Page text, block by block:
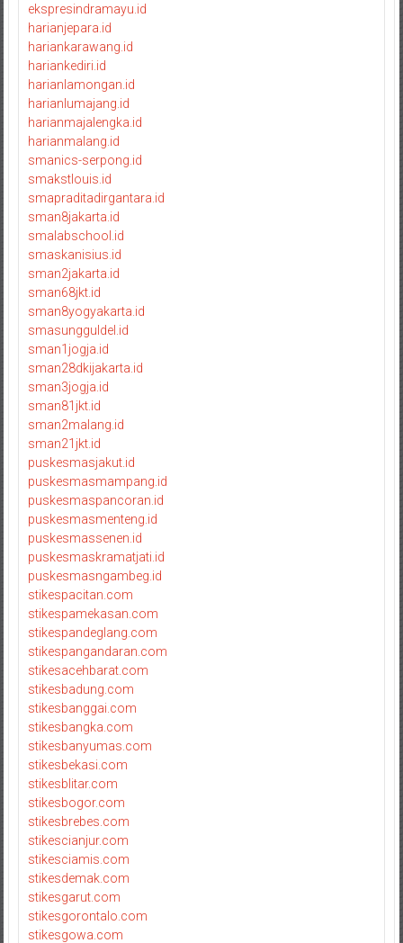
ekspresindramayu.id
harianjepara.id
hariankarawang.id
hariankediri.id
harianlamongan.id
harianlumajang.id
harianmajalengka.id
harianmalang.id
smanics-serpong.id
smakstlouis.id
smapraditadirgantara.id
sman8jakarta.id
smalabschool.id
smaskanisius.id
sman2jakarta.id
sman68jkt.id
sman8yogyakarta.id
smasungguldel.id
sman1jogja.id
sman28dkijakarta.id
sman3jogja.id
sman81jkt.id
sman2malang.id
sman21jkt.id
puskesmasjakut.id
puskesmasmampang.id
puskesmaspancoran.id
puskesmasmenteng.id
puskesmassenen.id
puskesmaskramatjati.id
puskesmasngambeg.id
stikespacitan.com
stikespamekasan.com
stikespandeglang.com
stikespangandaran.com
stikesacehbarat.com
stikesbadung.com
stikesbanggai.com
stikesbangka.com
stikesbanyumas.com
stikesbekasi.com
stikesblitar.com
stikesbogor.com
stikesbrebes.com
stikescianjur.com
stikesciamis.com
stikesdemak.com
stikesgarut.com
stikesgorontalo.com
stikesgowa.com